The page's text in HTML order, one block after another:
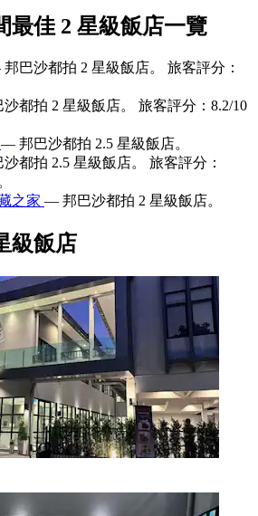
最佳 2 星級飯店一覽
巴沙都拍 2 星級飯店。 旅客評分：
都拍 2 星級飯店。 旅客評分：8.2/10
— 邦巴沙都拍 2.5 星級飯店。
都拍 2.5 星級飯店。 旅客評分：
之家 — 邦巴沙都拍 2 星級飯店。
級飯店